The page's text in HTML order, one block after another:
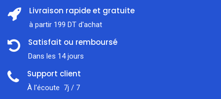
Livraison rapide et gratuite
à partir 199 DT d'achat
Satisfait ou remboursé
Dans les 14 jours
Support client
À l'écoute 7j / 7